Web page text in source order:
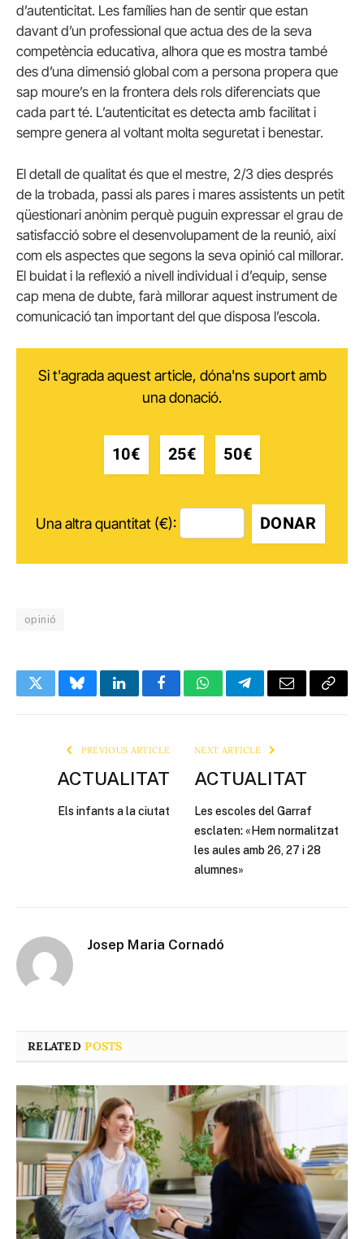
d’autenticitat. Les famílies han de sentir que estan
davant d’un professional que actua des de la seva
competència educativa, alhora que es mostra també
des d’una dimensió global com a persona propera que
sap moure’s en la frontera dels rols diferenciats que
cada part té. L’autenticitat es detecta amb facilitat i
sempre genera al voltant molta seguretat i benestar.
El detall de qualitat és que el mestre, 2/3 dies després
de la trobada, passi als pares i mares assistents un petit
qüestionari anònim perquè puguin expressar el grau de
satisfacció sobre el desenvolupament de la reunió, així
com els aspectes que segons la seva opinió cal millorar.
El buidat i la reflexió a nivell individual i d’equip, sense
cap mena de dubte, farà millorar aquest instrument de
comunicació tan important del que disposa l’escola.
Si t'agrada aquest article, dóna'ns suport amb
una donació.
10€ 25€ 50€
Una altra quantitat (€): DONAR
opinió
TwitterBlueskyLinkedInFacebookWhatsAppTelegramEmail Copy
PREVIOUS ARTICLE
ACTUALITAT
Els infants a la ciutat
NEXT ARTICLE
ACTUALITAT
Les escoles del Garraf
esclaten: «Hem normalitzat
les aules amb 26, 27 i 28
alumnes»
Josep Maria Cornadó
RELATEDPOSTS